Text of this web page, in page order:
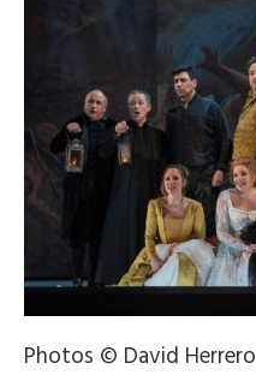
Photos © David Herrero